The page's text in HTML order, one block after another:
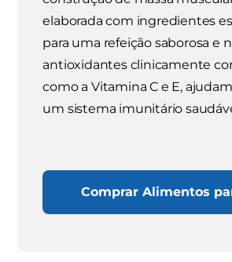
elaborada com ingredientes
para uma refeição saborosa e
antioxidantes clinicamente
como a Vitamina C e E,
um sistema imunitário
Comprar Alimentos